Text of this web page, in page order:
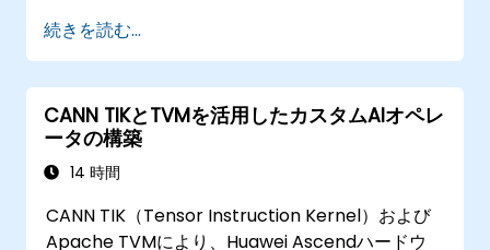
続きを読む...
CANN TIKとTVMを活用したカスタムAIオペレ
ータの構築
14 時間
CANN TIK（Tensor Instruction Kernel）および
Apache TVMにより、Huawei Ascendハードウ